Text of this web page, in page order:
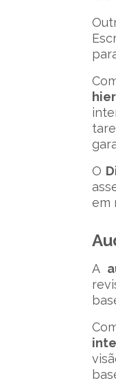
O
em
A